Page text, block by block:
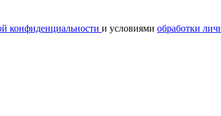
конфиденциальности и условиями обработки